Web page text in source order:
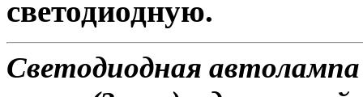
светодиодную.
Светодиодная